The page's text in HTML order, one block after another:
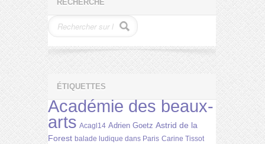
RECHERCHE
ÉTIQUETTES
Académie des beaux-
arts Acagl14 Adrien Goetz Astrid de la
Forest balade ludique dans Paris Carine Tissot